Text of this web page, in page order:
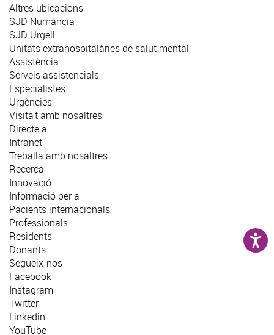
Altres ubicacions
SJD Numància
SJD Urgell
Unitats extrahospitalàries de salut mental
Assistència
Serveis assistencials
Especialistes
Urgències
Visita't amb nosaltres
Directe a
Intranet
Treballa amb nosaltres
Recerca
Innovació
Informació per a
Pacients internacionals
Professionals
Residents
Donants
Segueix-nos
Facebook
Instagram
Twitter
Linkedin
YouTube